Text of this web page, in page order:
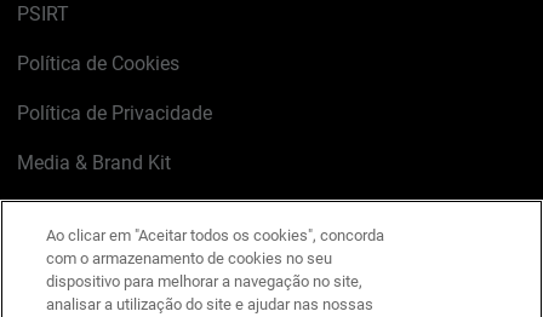
PSIRT
Política de Cookies
Política de Privacidade
Media & Brand Kit
LinkedIn
X FacebookInstagram
YouTube
Ao clicar em "Aceitar todos os cookies", concorda
com o armazenamento de cookies no seu
dispositivo para melhorar a navegação no site,
analisar a utilização do site e ajudar nas nossas